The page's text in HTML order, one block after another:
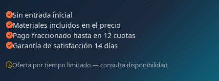
Sin entrada inicial
Materiales incluidos en el precio
Pago fraccionado hasta en 12 cuotas
Garantía de satisfacción 14 días
Oferta por tiempo limitado — consulta disponibilidad